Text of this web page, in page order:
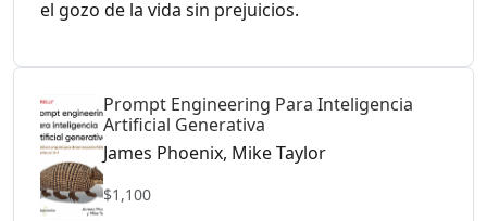
el gozo de la vida sin prejuicios.
Prompt Engineering Para Inteligencia
Artificial Generativa
James Phoenix, Mike Taylor
$1,100